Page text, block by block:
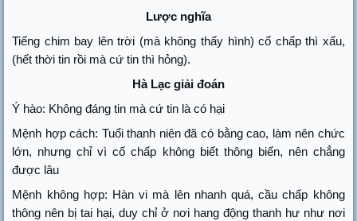
Lược nghĩa
Tiếng chim bay lên trời (mà không thấy hình) cố chấp thì xấu,
(hết thời tin rồi mà cứ tin thì hỏng).
Hà Lạc giải đoán
Ý hào: Không đáng tin mà cứ tin là có hại
Mệnh hợp cách: Tuổi thanh niên đã có bằng cao, làm nên chức
lớn, nhưng chỉ vì cố chấp không biết thông biến, nên chẳng
được lâu
Mệnh không hợp: Hàn vi mà lên nhanh quá, cầu chấp không
thông nên bị tai hại, duy chỉ ở nơi hang động thanh hư như nơi